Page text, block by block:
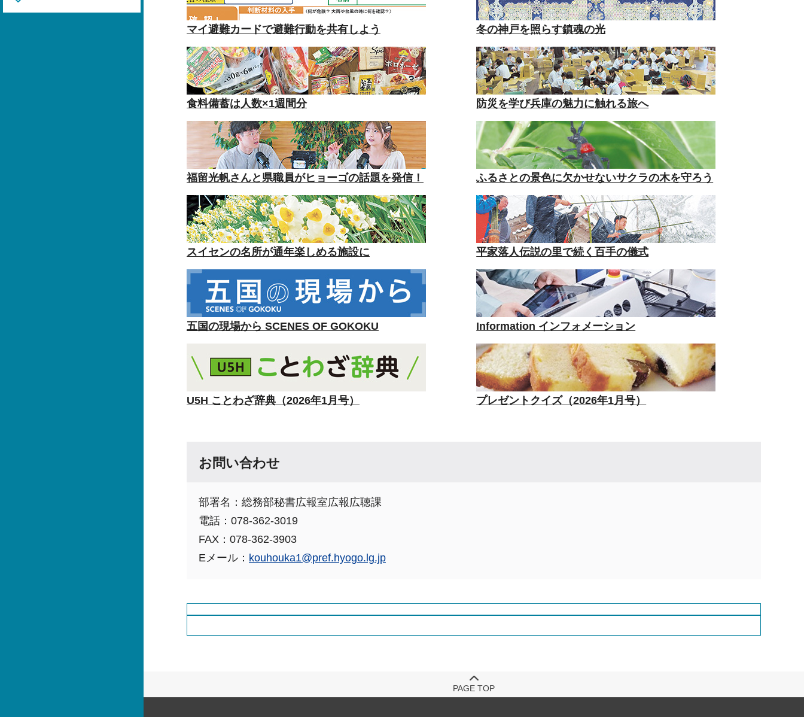
マイ避難カードで避難行動を共有しよう 冬の神戸を照らす鎮魂の光
食料備蓄は人数×1週間分 防災を学び兵庫の魅力に触れる旅へ
福留光帆さんと県職員がヒョーゴの話題を発信！ ふるさとの景色に欠かせないサクラの木を守ろう
スイセンの名所が通年楽しめる施設に 平家落人伝説の里で続く百手の儀式
五国の現場から SCENES OF GOKOKU Information インフォメーション
U5H ことわざ辞典（2026年1月号） プレゼントクイズ（2026年1月号）
お問い合わせ
部署名：総務部秘書広報室広報広聴課
電話：078-362-3019
FAX：078-362-3903
Eメール： kouhouka1@pref.hyogo.lg.jp
PAGE TOP